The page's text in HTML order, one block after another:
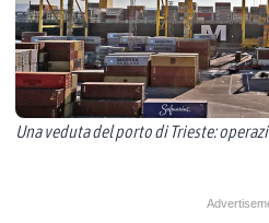
Una veduta del porto di Trieste: